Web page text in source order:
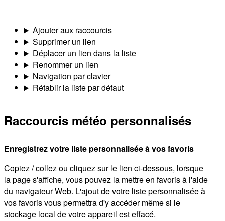
Ajouter aux raccourcis
Supprimer un lien
Déplacer un lien dans la liste
Renommer un lien
Navigation par clavier
Rétablir la liste par défaut
Raccourcis météo personnalisés
Enregistrez votre liste personnalisée à vos favoris
Copiez / collez ou cliquez sur le lien ci-dessous, lorsque
la page s'affiche, vous pouvez la mettre en favoris à l'aide
du navigateur Web. L'ajout de votre liste personnalisée à
vos favoris vous permettra d'y accéder même si le
stockage local de votre appareil est effacé.